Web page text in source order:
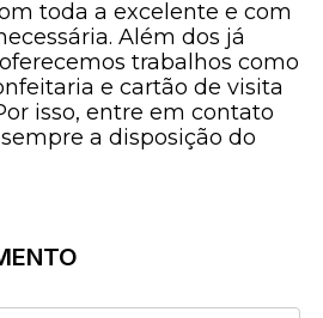
toda a excelente e com
Além dos já
trabalhos como
e cartão de visita
isso, entre em contato
a disposição do